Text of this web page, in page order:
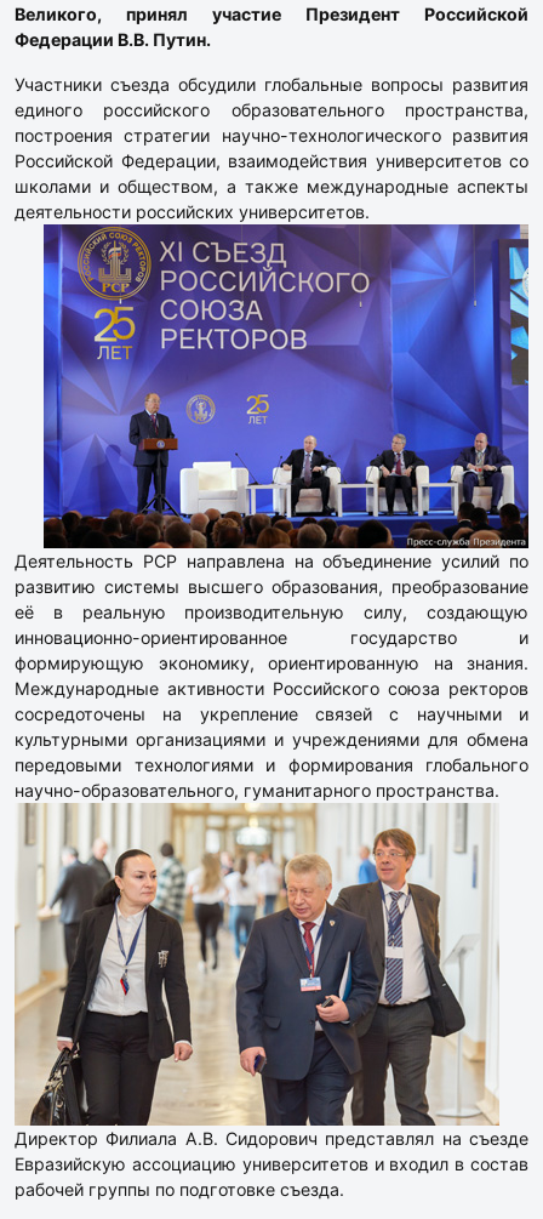
Великого, принял участие Президент Российской
Федерации В.В. Путин.
Участники съезда обсудили глобальные вопросы развития
единого российского образовательного пространства,
построения стратегии научно-технологического развития
Российской Федерации, взаимодействия университетов со
школами и обществом, а также международные аспекты
деятельности российских университетов.
Деятельность РСР направлена на объединение усилий по
развитию системы высшего образования, преобразование
её в реальную производительную силу, создающую
инновационно-ориентированное государство и
формирующую экономику, ориентированную на знания.
Международные активности Российского союза ректоров
сосредоточены на укрепление связей с научными и
культурными организациями и учреждениями для обмена
передовыми технологиями и формирования глобального
научно-образовательного, гуманитарного пространства.
Директор Филиала А.В. Сидорович представлял на съезде
Евразийскую ассоциацию университетов и входил в состав
рабочей группы по подготовке съезда.